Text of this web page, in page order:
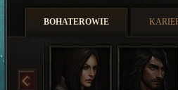
BOHATEROWIE